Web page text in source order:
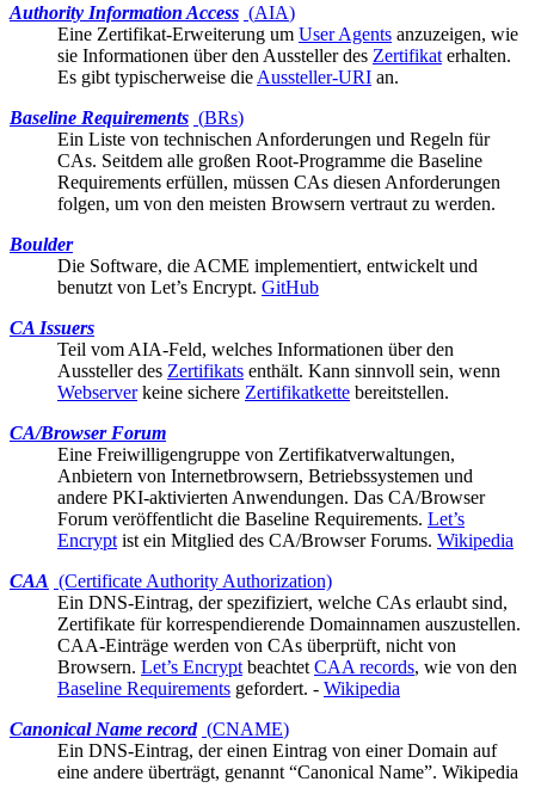
Authority Information Access (AIA)
Eine Zertifikat-Erweiterung um User Agents anzuzeigen, wie
sie Informationen über den Aussteller des Zertifikat erhalten.
Es gibt typischerweise die Aussteller-URI an.
Baseline Requirements (BRs)
Ein Liste von technischen Anforderungen und Regeln für
CAs. Seitdem alle großen Root-Programme die Baseline
Requirements erfüllen, müssen CAs diesen Anforderungen
folgen, um von den meisten Browsern vertraut zu werden.
Boulder
Die Software, die ACME implementiert, entwickelt und
benutzt von Let’s Encrypt. GitHub
CA Issuers
Teil vom AIA-Feld, welches Informationen über den
Aussteller des Zertifikats enthält. Kann sinnvoll sein, wenn
Webserverkeine sichere Zertifikatkette bereitstellen.
CA/Browser Forum
Eine Freiwilligengruppe von Zertifikatverwaltungen,
Anbietern von Internetbrowsern, Betriebssystemen und
andere PKI-aktivierten Anwendungen. Das CA/Browser
Forum veröffentlicht die Baseline Requirements. Let’s
Encrypt ist ein Mitglied des CA/Browser Forums. Wikipedia
CAA (Certificate Authority Authorization)
Ein DNS-Eintrag, der spezifiziert, welche CAs erlaubt sind,
Zertifikate für korrespendierende Domainnamen auszustellen.
CAA-Einträge werden von CAs überprüft, nicht von
Browsern. Let’s Encrypt beachtet CAA records, wie von den
Baseline Requirements gefordert. - Wikipedia
Canonical Name record (CNAME)
Ein DNS-Eintrag, der einen Eintrag von einer Domain auf
eine andere überträgt, genannt “Canonical Name”. Wikipedia